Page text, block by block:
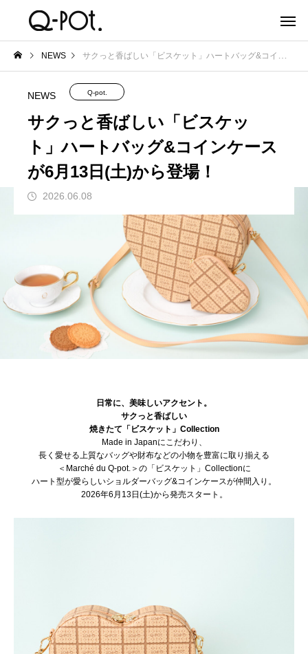
NEWS サクっと香ばしい「ビスケット」ハートバッグ&コインケースが6月13日(土)から登場！
NEWS Q-pot.
サクっと香ばしい「ビスケッ
ト」ハートバッグ&コインケース
が6月13日(土)から登場！
2026.06.08
日常に、美味しいアクセント。
サクっと香ばしい
焼きたて「ビスケット」Collection
Made in Japanにこだわり、
長く愛せる上質なバッグや財布などの小物を豊富に取り揃える
＜Marché du Q-pot.＞の「ビスケット」Collectionに
ハート型が愛らしいショルダーバッグ&コインケースが仲間入り。
2026年6月13日(土)から発売スタート。